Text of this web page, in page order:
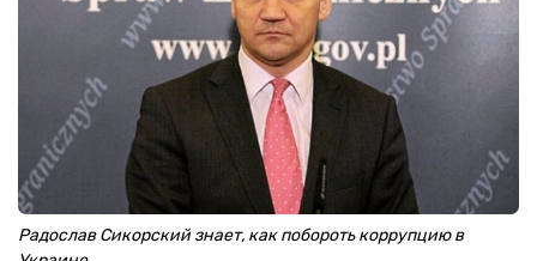
Радослав Сикорский знает, как побороть коррупцию в